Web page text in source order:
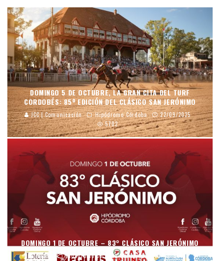
DOMINGO 5 DE OCTUBRE, LA GRAN CITA DEL TURF
CORDOBÉS: 85º EDICIÓN DEL CLÁSICO SAN JERÓNIMO
JCC | Comunicación Hipódromo Córdoba
22/09/2025
5702
DOMINGO 1 DE OCTUBRE – 83° CLÁSICO SAN JERÓNIMO
mraso Hipódromo Córdoba 15/09/2023 9013